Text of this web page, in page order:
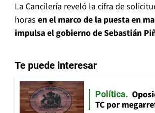
La Cancilería reveló la cifra de
horas en el marco de la puesta en
impulsa el gobierno de Sebastián
Te puede interesar
Política
TC por